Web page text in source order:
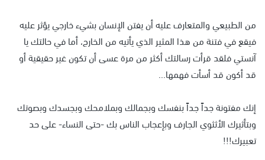
من الطبيعي والمتعارف عليه أن يفتن الإنسان بشيء خارجي يؤثر عليه
فيقع في فتنة من هذا المثير الذي يأتيه من الخارج، أما في حالتك يا
آنستي فلقد قرأت رسالتك أكثر من مرة عسى أن تكون غير حقيقية أو
قد أكون قد أسأت فهمها...
إنك مفتونة جداً جداً بنفسك وبجمالك وبملامحك وبجسدك وبصوتك
وبتأثيرك الأثثوي الجارف وبإعجاب الناس بك -حتى النساء- على حد
تعبيرك!!!